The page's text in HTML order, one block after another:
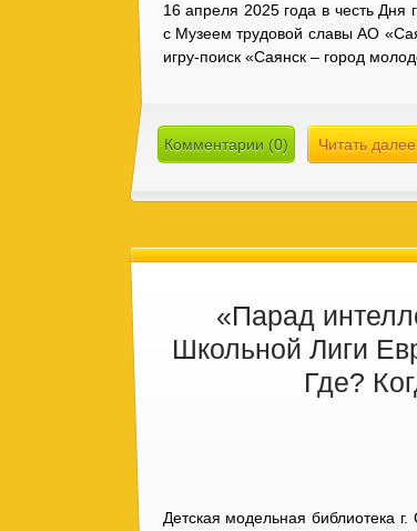
16 апреля 2025 года в честь Дня
с Музеем трудовой славы АО
игру-поиск «Саянск – город
Комментарии (0) Читать далее
«Парад
Школьной Лиги
Где?
Детская модельная библиотека